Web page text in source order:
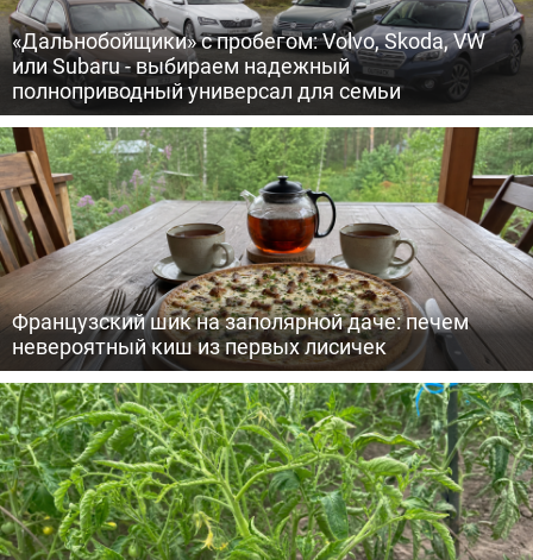
«Дальнобойщики» с пробегом: Volvo, Skoda, VW
или Subaru - выбираем надежный
полноприводный универсал для семьи
Французский шик на заполярной даче: печем
невероятный киш из первых лисичек